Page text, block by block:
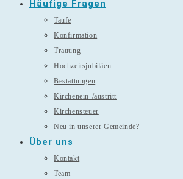
Häufige Fragen
Taufe
Konfirmation
Trauung
Hochzeitsjubiläen
Bestattungen
Kirchenein-/austritt
Kirchensteuer
Neu in unserer Gemeinde?
Über uns
Kontakt
Team